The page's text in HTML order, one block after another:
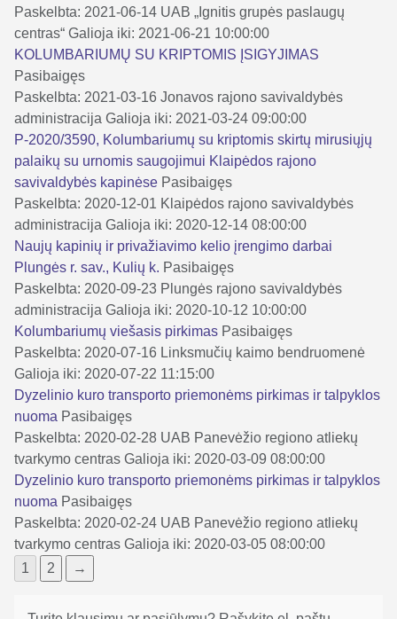
Paskelbta: 2021-06-14 UAB „Ignitis grupės paslaugų
centras“ Galioja iki: 2021-06-21 10:00:00
KOLUMBARIUMŲ SU KRIPTOMIS ĮSIGYJIMAS
Pasibaigęs
Paskelbta: 2021-03-16 Jonavos rajono savivaldybės
administracija Galioja iki: 2021-03-24 09:00:00
P-2020/3590, Kolumbariumų su kriptomis skirtų mirusiųjų
palaikų su urnomis saugojimui Klaipėdos rajono
savivaldybės kapinėse Pasibaigęs
Paskelbta: 2020-12-01 Klaipėdos rajono savivaldybės
administracija Galioja iki: 2020-12-14 08:00:00
Naujų kapinių ir privažiavimo kelio įrengimo darbai
Plungės r. sav., Kulių k. Pasibaigęs
Paskelbta: 2020-09-23 Plungės rajono savivaldybės
administracija Galioja iki: 2020-10-12 10:00:00
Kolumbariumų viešasis pirkimas Pasibaigęs
Paskelbta: 2020-07-16 Linksmučių kaimo bendruomenė
Galioja iki: 2020-07-22 11:15:00
Dyzelinio kuro transporto priemonėms pirkimas ir talpyklos
nuoma Pasibaigęs
Paskelbta: 2020-02-28 UAB Panevėžio regiono atliekų
tvarkymo centras Galioja iki: 2020-03-09 08:00:00
Dyzelinio kuro transporto priemonėms pirkimas ir talpyklos
nuoma Pasibaigęs
Paskelbta: 2020-02-24 UAB Panevėžio regiono atliekų
tvarkymo centras Galioja iki: 2020-03-05 08:00:00
1
2 →